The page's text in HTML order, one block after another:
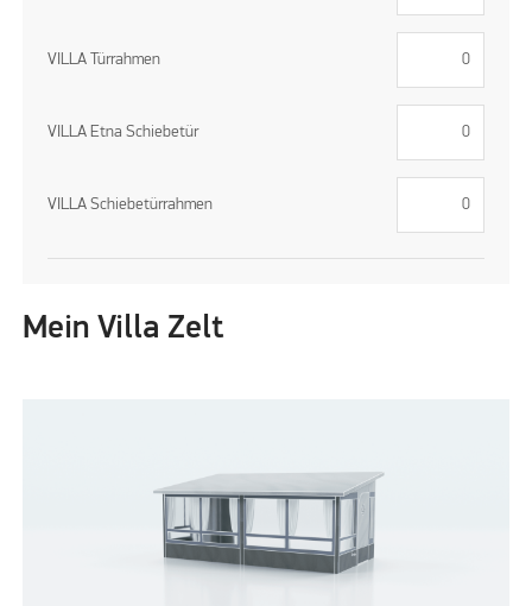
VILLA Türrahmen
VILLA Etna Schiebetür
VILLA Schiebetürrahmen
Mein Villa Zelt